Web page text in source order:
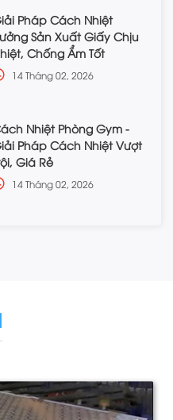
Pháp Cách Nhiệt
Sản Xuất Giấy Chịu
Chống Ẩm Tốt
14 Tháng 02, 2026
Nhiệt Phòng Gym -
Pháp Cách Nhiệt Vượt
Giá Rẻ
14 Tháng 02, 2026